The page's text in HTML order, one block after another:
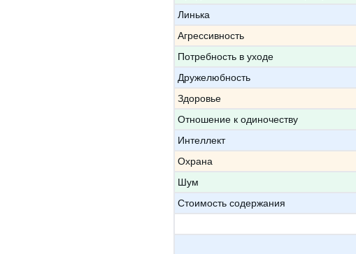
Линька
Агрессивность
Потребность в уходе
Дружелюбность
Здоровье
Отношение к одиночеству
Интеллект
Охрана
Шум
Стоимость содержания